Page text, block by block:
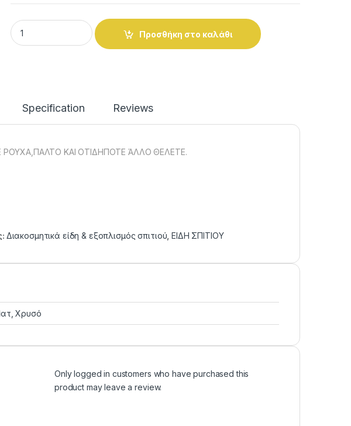
ΚΡΕΜΑΣΤΡΑ 2πλή ΜΙΚΡΗ ΧΡΥΣΗ-ΝΙΚΕΛ ΜΑΤ. quantity
Προσθήκη στο καλάθι
Specification Reviews
ΡΟΥΧΑ,ΠΑΛΤΟ ΚΑΙ ΟΤΙΔΗΠΟΤΕ ΆΛΛΟ ΘΕΛΕΤΕ.
Διακοσμητικά είδη & εξοπλισμός σπιτιού ,ΕΙΔΗ ΣΠΙΤΙΟΥ
Χρυσό
Only logged in customers who have purchased this
product may leave a review.